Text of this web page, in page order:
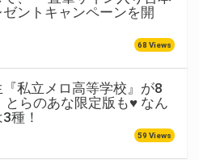
ントキャンペーンを開
68 Views
私立メロ高等学校』が8
とらのあな限定版も♥ なん
種！
59 Views